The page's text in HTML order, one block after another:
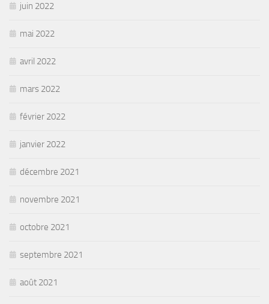
juin 2022
mai 2022
avril 2022
mars 2022
février 2022
janvier 2022
décembre 2021
novembre 2021
octobre 2021
septembre 2021
août 2021